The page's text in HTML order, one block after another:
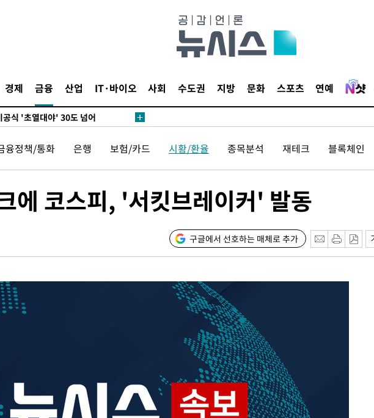
경제 금융 산업 IT·바이오 사회 수도권 지방 문화 스포츠 연예
대 안해…안정 전력 위해 불가피"
한축구협회·축구회관 등 압수수
동…4%대 급락
식 '초열대야' 30도 넘어
내린 6478.75 개장
달 연속 사상 최대
불능 3개 산불, 방화선 일부 구축
자와 소통하기가 매우 어려워" 취
행 항로 합의" 이란 외무부 대변인
대한축구협회·축구회관 등 압수수
조 과잉생산 결과 발표 8월 중 예
동…4%대 급락
부시장에 백승주·윤난실
식 '초열대야' 30도 넘어
내린 797.44 출발
내린 6478.75 개장
달 연속 사상 최대
융정책/통화 은행 보험/카드 시황/환율 종목분석 재테크 블록체인
에 코스피, '서킷브레이커' 발동
구글에서 선호하는 매체로 추가